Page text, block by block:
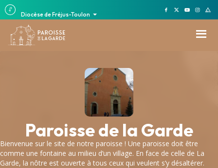
Diocèse de Fréjus-Toulon
Paroisse de la Garde
Bienvenue sur le site de notre paroisse ! Une paroisse doit être
comme une fontaine au milieu d’un village. En face de celle de La
Garde, la nôtre est ouverte à tous ceux qui veulent s’y désaltérer.